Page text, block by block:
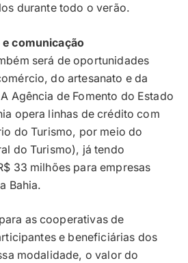
durante todo o verão.
comunicação
será de oportunidades
do artesanato e da
Agência de Fomento do Estado
opera linhas de crédito com
do Turismo, por meio do
do Turismo), já tendo
33 milhões para empresas
Bahia.
as cooperativas de
e beneficiárias dos
modalidade, o valor do